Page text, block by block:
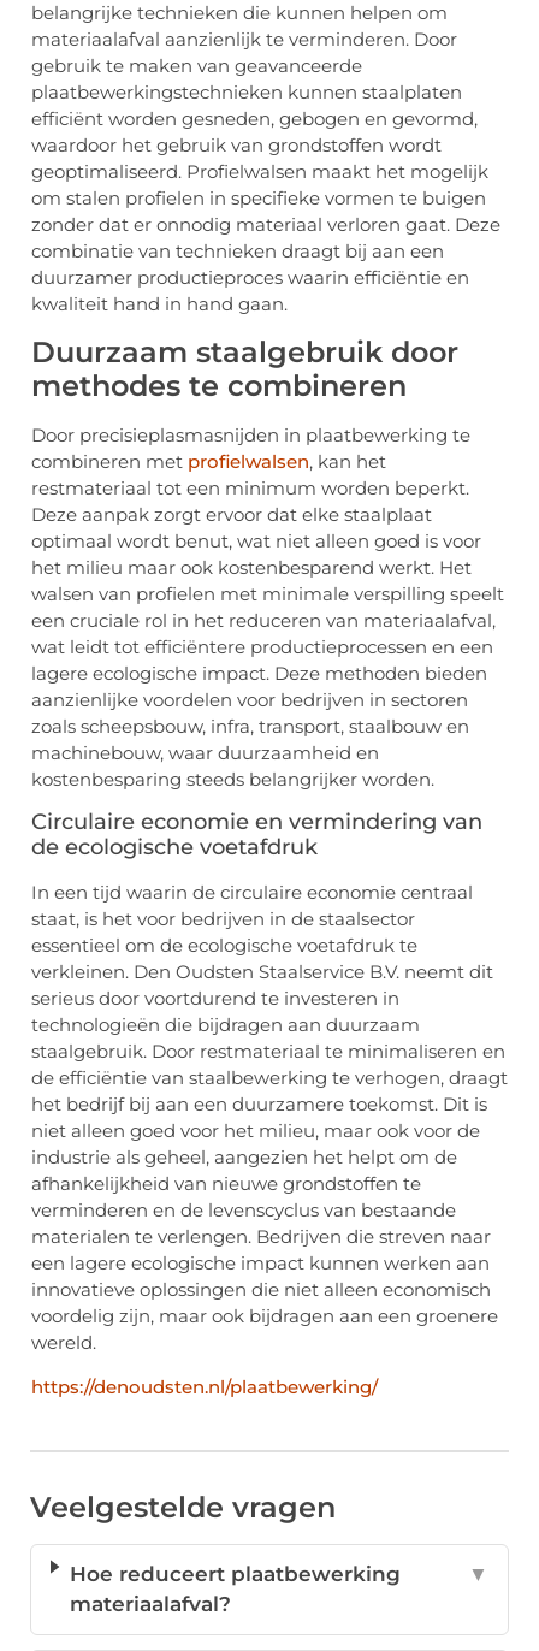
belangrijke technieken die kunnen helpen om
materiaalafval aanzienlijk te verminderen. Door
gebruik te maken van geavanceerde
plaatbewerkingstechnieken kunnen staalplaten
efficiënt worden gesneden, gebogen en gevormd,
waardoor het gebruik van grondstoffen wordt
geoptimaliseerd. Profielwalsen maakt het mogelijk
om stalen profielen in specifieke vormen te buigen
zonder dat er onnodig materiaal verloren gaat. Deze
combinatie van technieken draagt bij aan een
duurzamer productieproces waarin efficiëntie en
kwaliteit hand in hand gaan.
Duurzaam staalgebruik door
methodes te combineren
Door precisieplasmasnijden in plaatbewerking te
combineren met profielwalsen, kan het
restmateriaal tot een minimum worden beperkt.
Deze aanpak zorgt ervoor dat elke staalplaat
optimaal wordt benut, wat niet alleen goed is voor
het milieu maar ook kostenbesparend werkt. Het
walsen van profielen met minimale verspilling speelt
een cruciale rol in het reduceren van materiaalafval,
wat leidt tot efficiëntere productieprocessen en een
lagere ecologische impact. Deze methoden bieden
aanzienlijke voordelen voor bedrijven in sectoren
zoals scheepsbouw, infra, transport, staalbouw en
machinebouw, waar duurzaamheid en
kostenbesparing steeds belangrijker worden.
Circulaire economie en vermindering van
de ecologische voetafdruk
In een tijd waarin de circulaire economie centraal
staat, is het voor bedrijven in de staalsector
essentieel om de ecologische voetafdruk te
verkleinen. Den Oudsten Staalservice B.V. neemt dit
serieus door voortdurend te investeren in
technologieën die bijdragen aan duurzaam
staalgebruik. Door restmateriaal te minimaliseren en
de efficiëntie van staalbewerking te verhogen, draagt
het bedrijf bij aan een duurzamere toekomst. Dit is
niet alleen goed voor het milieu, maar ook voor de
industrie als geheel, aangezien het helpt om de
afhankelijkheid van nieuwe grondstoffen te
verminderen en de levenscyclus van bestaande
materialen te verlengen. Bedrijven die streven naar
een lagere ecologische impact kunnen werken aan
innovatieve oplossingen die niet alleen economisch
voordelig zijn, maar ook bijdragen aan een groenere
wereld.
https://denoudsten.nl/plaatbewerking/
Veelgestelde vragen
Hoe reduceert plaatbewerking
materiaalafval?
▼